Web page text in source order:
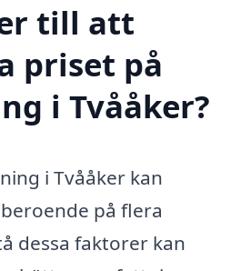
till att
priset på
i Tvååker?
i Tvååker kan
på flera
dessa faktorer kan